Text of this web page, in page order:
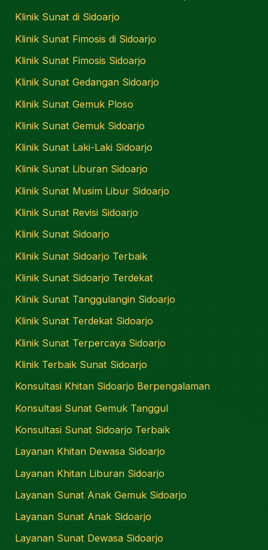
Klinik Sunat di Sidoarjo
Klinik Sunat Fimosis di Sidoarjo
Klinik Sunat Fimosis Sidoarjo
Klinik Sunat Gedangan Sidoarjo
Klinik Sunat Gemuk Ploso
Klinik Sunat Gemuk Sidoarjo
Klinik Sunat Laki-Laki Sidoarjo
Klinik Sunat Liburan Sidoarjo
Klinik Sunat Musim Libur Sidoarjo
Klinik Sunat Revisi Sidoarjo
Klinik Sunat Sidoarjo
Klinik Sunat Sidoarjo Terbaik
Klinik Sunat Sidoarjo Terdekat
Klinik Sunat Tanggulangin Sidoarjo
Klinik Sunat Terdekat Sidoarjo
Klinik Sunat Terpercaya Sidoarjo
Klinik Terbaik Sunat Sidoarjo
Konsultasi Khitan Sidoarjo Berpengalaman
Konsultasi Sunat Gemuk Tanggul
Konsultasi Sunat Sidoarjo Terbaik
Layanan Khitan Dewasa Sidoarjo
Layanan Khitan Liburan Sidoarjo
Layanan Sunat Anak Gemuk Sidoarjo
Layanan Sunat Anak Sidoarjo
Layanan Sunat Dewasa Sidoarjo